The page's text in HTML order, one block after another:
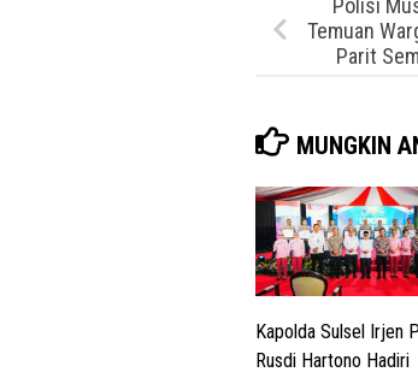
Temuan
Parit
MUNGKIN
Kapolda Sulsel Irjen
Rusdi Hartono Hadiri